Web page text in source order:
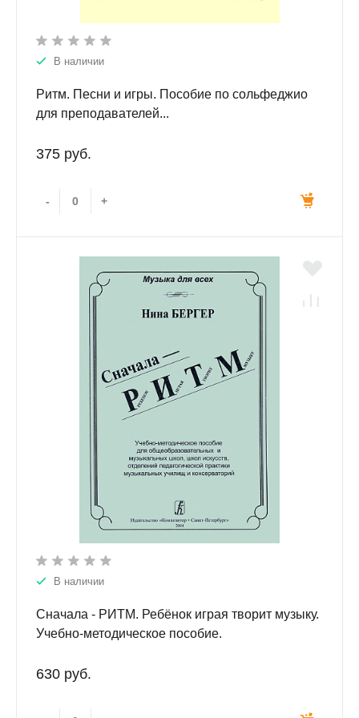
В наличии
Ритм. Песни и игры. Пособие по сольфеджио
для преподавателей...
375 руб.
- +
В наличии
Сначала - РИТМ. Ребёнок играя творит музыку.
Учебно-методическое пособие.
630 руб.